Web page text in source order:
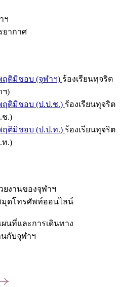
ฯ
ยากาศ
ฤติมิชอบ (จุฬาฯ) ร้องเรียนทุจริต
ฯ)
ฤติมิชอบ (ป.ป.ช.) ร้องเรียนทุจริต
ช.)
ฤติมิชอบ (ป.ป.ท.) ร้องเรียนทุจริต
ท.)
ยงานของจุฬาฯ
มุดโทรศัพท์ออนไลน์
ผนที่และการเดินทาง
นกับจุฬาฯ